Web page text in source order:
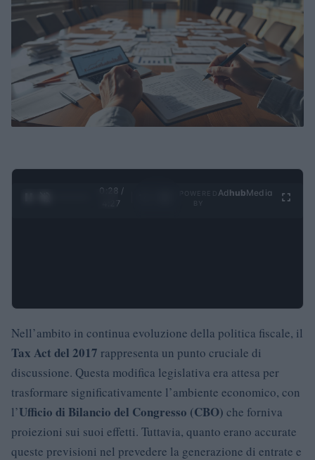
0:29 /
4:27
Ad hubMedia
Nell’ambito in continua evoluzione della politica fiscale, il
Tax Act del 2017 rappresenta un punto cruciale di
discussione. Questa modifica legislativa era attesa per
trasformare significativamente l’ambiente economico, con
l’Ufficio di Bilancio del Congresso (CBO) che forniva
proiezioni sui suoi effetti. Tuttavia, quanto erano accurate
queste previsioni nel prevedere la generazione di entrate e